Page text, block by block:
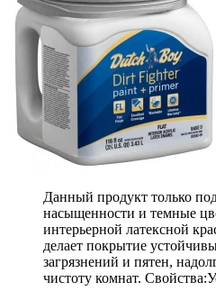
Данный продукт только
насыщенности и темные
интерьерной латексной
делает покрытие
загрязнений и пятен,
чистоту комнат.